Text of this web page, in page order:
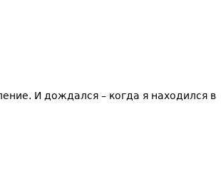
И дождался – когда я находился в